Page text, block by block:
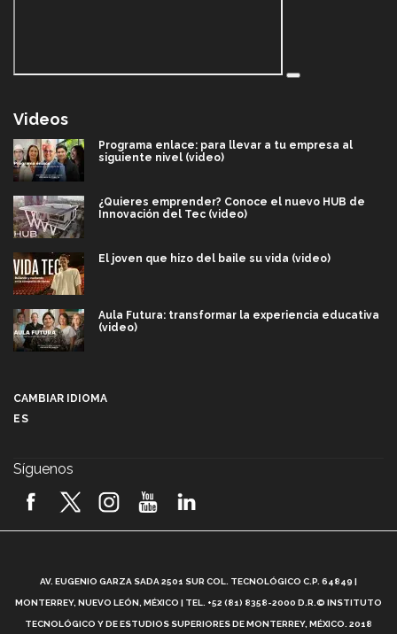
Videos
Programa enlace: para llevar a tu empresa al
siguiente nivel (video)
¿Quieres emprender? Conoce el nuevo HUB de
Innovación del Tec (video)
El joven que hizo del baile su vida (video)
Aula Futura: transformar la experiencia educativa
(video)
2026! (video)
¿Cómo es el Modelo Educativo Tec? (video)
CAMBIAR IDIOMA
ES
Síguenos
AV. EUGENIO GARZA SADA 2501 SUR COL. TECNOLÓGICO C.P. 64849 |
MONTERREY, NUEVO LEÓN, MÉXICO | TEL. +52 (81) 8358-2000 D.R.© INSTITUTO
TECNOLÓGICO Y DE ESTUDIOS SUPERIORES DE MONTERREY, MÉXICO. 2018